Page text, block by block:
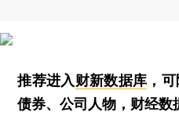
推荐进入财新数据库 ，
债券、公司人物，财经数